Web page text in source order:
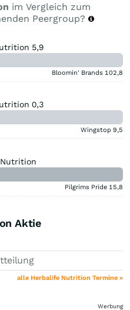
im Vergleich zum
Peergroup?
5,9
Bloomin' Brands 102,8
0,3
Wingstop 9,5
Pilgrims Pride 15,8
Aktie
alle Herbalife Nutrition Termine »
Werbung